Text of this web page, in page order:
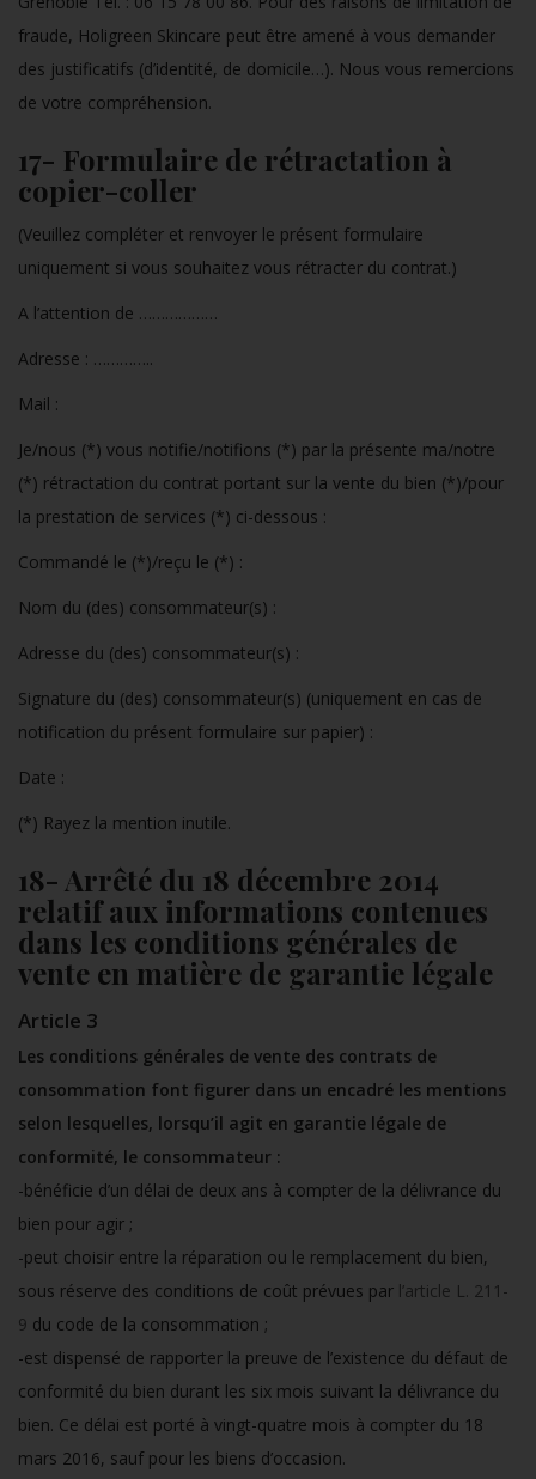
fraude, Holigreen Skincare peut être amené à vous demander
des justificatifs (d’identité, de domicile…). Nous vous remercions
de votre compréhension.
17- Formulaire de rétractation à
copier-coller
(Veuillez compléter et renvoyer le présent formulaire
uniquement si vous souhaitez vous rétracter du contrat.)
A l’attention de ………………
Adresse : …………..
Mail :
Je/nous (*) vous notifie/notifions (*) par la présente ma/notre
(*) rétractation du contrat portant sur la vente du bien (*)/pour
la prestation de services (*) ci-dessous :
Commandé le (*)/reçu le (*) :
Nom du (des) consommateur(s) :
Adresse du (des) consommateur(s) :
Signature du (des) consommateur(s) (uniquement en cas de
notification du présent formulaire sur papier) :
Date :
(*) Rayez la mention inutile.
18- Arrêté du 18 décembre 2014
relatif aux informations contenues
dans les conditions générales de
vente en matière de garantie légale
Article 3
Les conditions générales de vente des contrats de
consommation font figurer dans un encadré les mentions
selon lesquelles, lorsqu’il agit en garantie légale de
conformité, le consommateur :
-bénéficie d’un délai de deux ans à compter de la délivrance du
bien pour agir ;
-peut choisir entre la réparation ou le remplacement du bien,
sous réserve des conditions de coût prévues par l’article L. 211-
9 du code de la consommation ;
-est dispensé de rapporter la preuve de l’existence du défaut de
conformité du bien durant les six mois suivant la délivrance du
bien. Ce délai est porté à vingt-quatre mois à compter du 18
mars 2016, sauf pour les biens d’occasion.